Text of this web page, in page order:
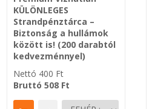
KÜLÖNLEGES
Strandpénztárca –
Biztonság a hullámok
között is! (200 darabtól
kedvezménnyel)
Nettó 400 Ft
Bruttó508 Ft